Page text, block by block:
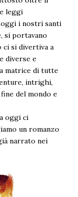
leggi
oggi i nostri santi
si portavano
si divertiva a
diverse e
matrice di tutte
intrighi,
del mondo e
oggi ci
un romanzo
narrato nei